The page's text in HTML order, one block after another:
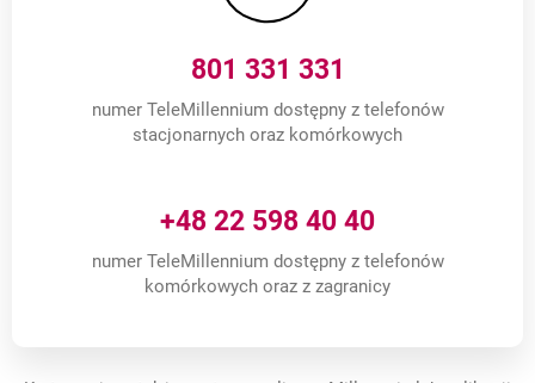
801 331 331
numer TeleMillennium dostępny z telefonów
stacjonarnych oraz komórkowych
+48 22 598 40 40
numer TeleMillennium dostępny z telefonów
komórkowych oraz z zagranicy